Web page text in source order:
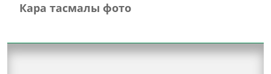
Кара тасмалы фото